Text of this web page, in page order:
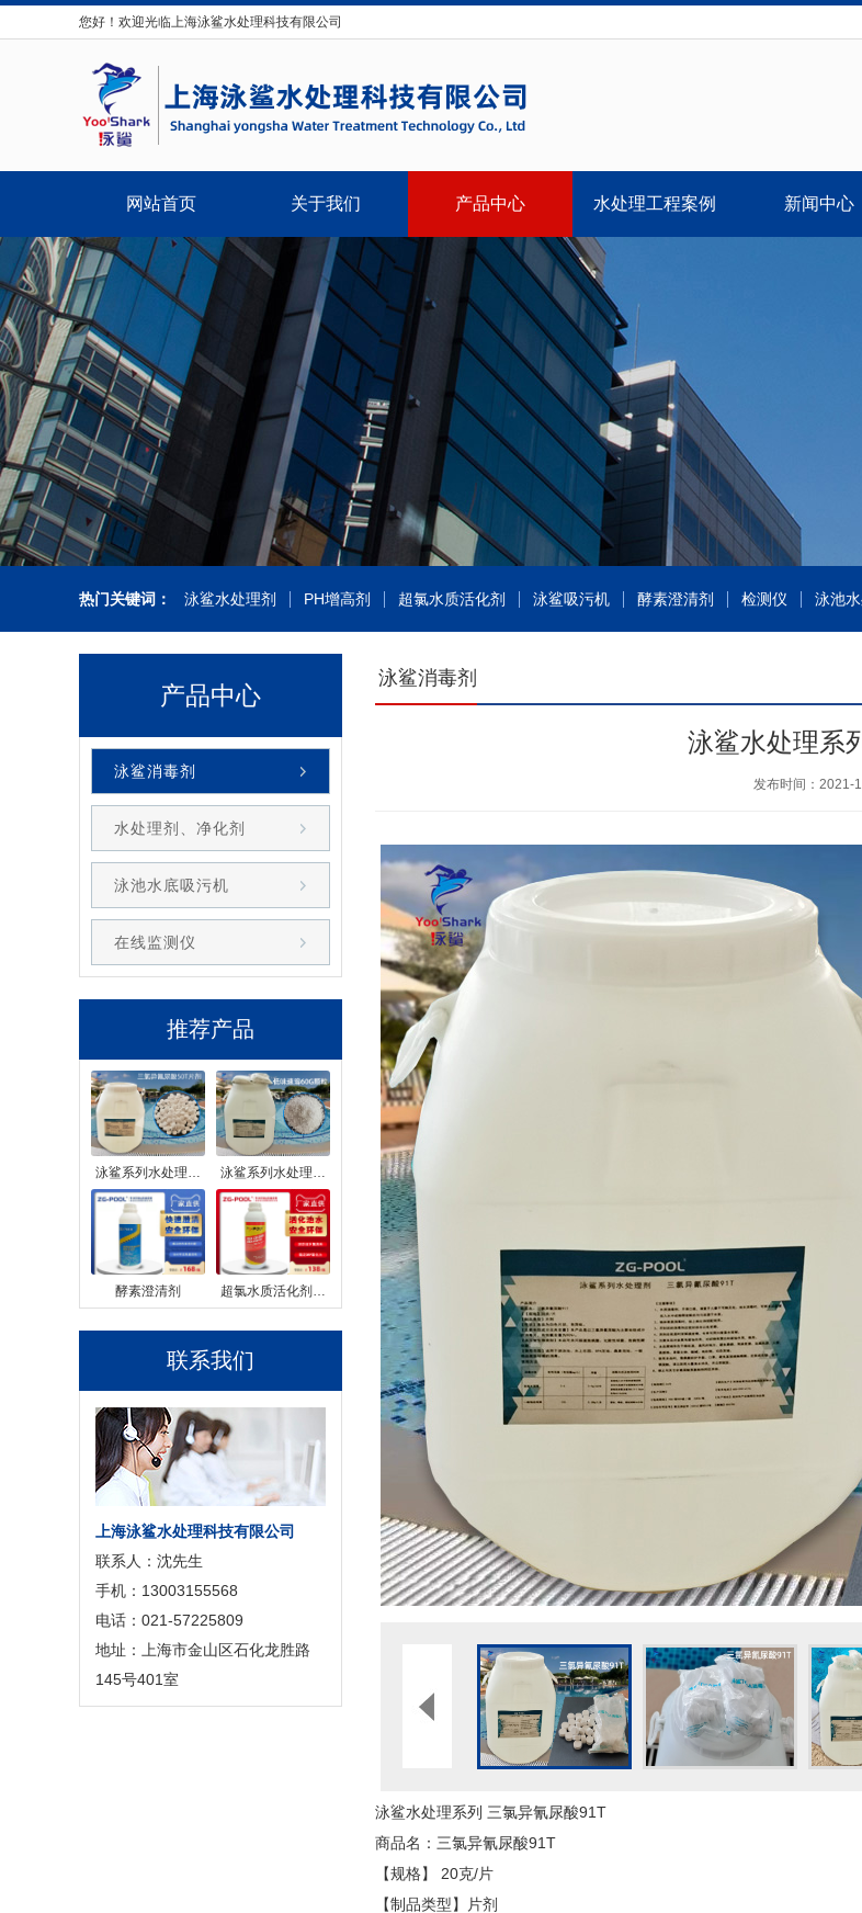
您好！欢迎光临上海泳鲨水处理科技有限公司
网站首页 关于我们 产品中心 水处理工程案例 新闻中心
热门关键词： 泳鲨水处理剂 PH增高剂 超氯水质活化剂 泳鲨吸污机 酵素澄清剂 检测仪 泳池
产品中心
泳鲨消毒剂
水处理剂、净化剂
泳池水底吸污机
在线监测仪
推荐产品
泳鲨系列水处理… 泳鲨系列水处理…
酵素澄清剂 超氯水质活化剂…
联系我们
上海泳鲨水处理科技有限公司
联系人：沈先生
手机：13003155568
电话：021-57225809
地址：上海市金山区石化龙胜路
145号401室
泳鲨消毒剂
泳鲨水处理系
发布时间：2021-
泳鲨水处理系列 三氯异氰尿酸91T
商品名：三氯异氰尿酸91T
【规格】 20克/片
【制品类型】片剂